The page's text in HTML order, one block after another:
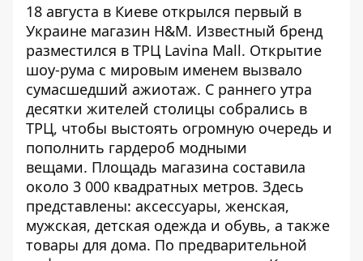
18 августа в Киеве открылся первый в
Украине магазин H&M. Известный бренд
разместился в ТРЦ Lavina Mall. Открытие
шоу-рума с мировым именем вызвало
сумасшедший ажиотаж. С раннего утра
десятки жителей столицы собрались в
ТРЦ, чтобы выстоять огромную очередь и
пополнить гардероб модными
вещами. Площадь магазина составила
около 3 000 квадратных метров. Здесь
представлены: аксессуары, женская,
мужская, детская одежда и обувь, а также
товары для дома. По предварительной